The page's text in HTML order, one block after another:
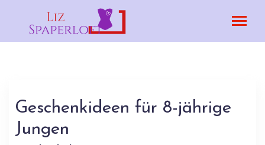
Geschenkideen für 8-jährige
Jungen